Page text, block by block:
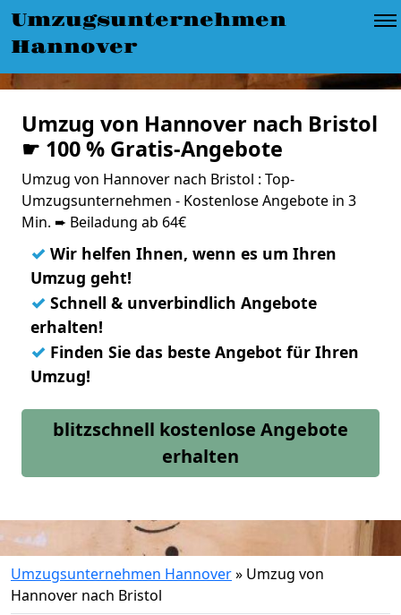
Umzugsunternehmen
Hannover
Umzug von Hannover nach Bristol
☛ 100 % Gratis-Angebote
Umzug von Hannover nach Bristol : Top-
Umzugsunternehmen - Kostenlose Angebote in 3
Min. ➨ Beiladung ab 64€
✓ Wir helfen Ihnen, wenn es um Ihren
Umzug geht!
✓ Schnell & unverbindlich Angebote
erhalten!
✓ Finden Sie das beste Angebot für Ihren
Umzug!
blitzschnell kostenlose Angebote
erhalten
Umzugsunternehmen Hannover» Umzug von
Hannover nach Bristol